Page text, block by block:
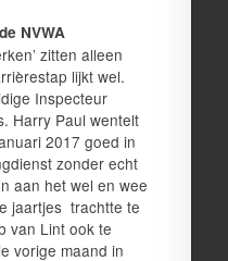
NVWA
zitten alleen
lijkt wel.
Inspecteur
Harry Paul wentelt
2017 goed in
zonder echt
aan het wel en wee
jaartjes trachtte te
van Lint ook te
vorige maand in